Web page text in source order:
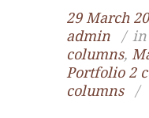
29 March
admin
in
columns,
Portfolio 2
columns